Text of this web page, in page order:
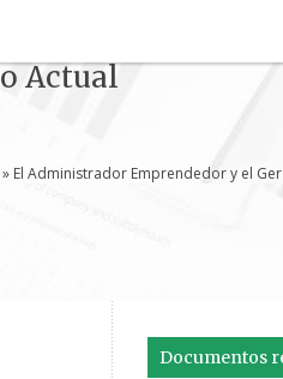
Actual
» El Administrador Emprendedor y el
Documentos